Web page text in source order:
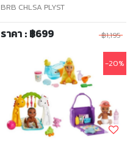
BRB CHLSA PLYST
ราคา : ฿699 ฿1,195
-20%